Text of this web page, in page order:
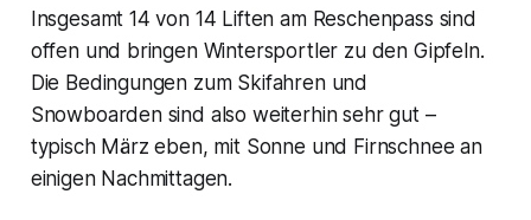
Insgesamt 14 von 14 Liften am Reschenpass sind
offen und bringen Wintersportler zu den Gipfeln.
Die Bedingungen zum Skifahren und
Snowboarden sind also weiterhin sehr gut –
typisch März eben, mit Sonne und Firnschnee an
einigen Nachmittagen.